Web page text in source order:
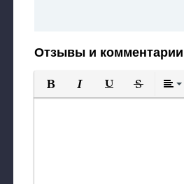
Отзывы и
Полужирный
КурсивПодчеркнутый